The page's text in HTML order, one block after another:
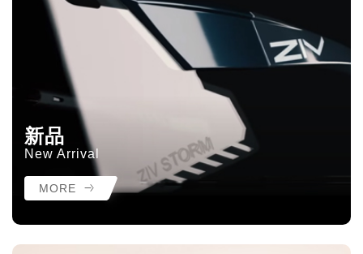
新品
New Arrival
MORE